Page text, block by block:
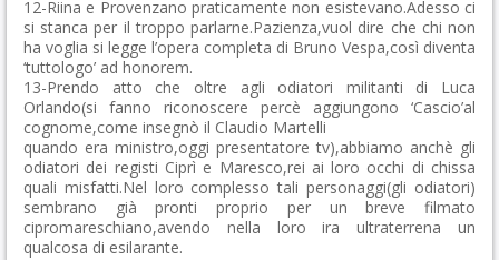
12-Riina e Provenzano praticamente non esistevano.Adesso ci
si stanca per il troppo parlarne.Pazienza,vuol dire che chi non
ha voglia si legge l’opera completa di Bruno Vespa,così diventa
‘tuttologo’ ad honorem.
13-Prendo atto che oltre agli odiatori militanti di Luca
Orlando(si fanno riconoscere percè aggiungono ‘Cascio’al
cognome,come insegnò il Claudio Martelli
quando era ministro,oggi presentatore tv),abbiamo anchè gli
odiatori dei registi Ciprì e Maresco,rei ai loro occhi di chissa
quali misfatti.Nel loro complesso tali personaggi(gli odiatori)
sembrano già pronti proprio per un breve filmato
cipromareschiano,avendo nella loro ira ultraterrena un
qualcosa di esilarante.